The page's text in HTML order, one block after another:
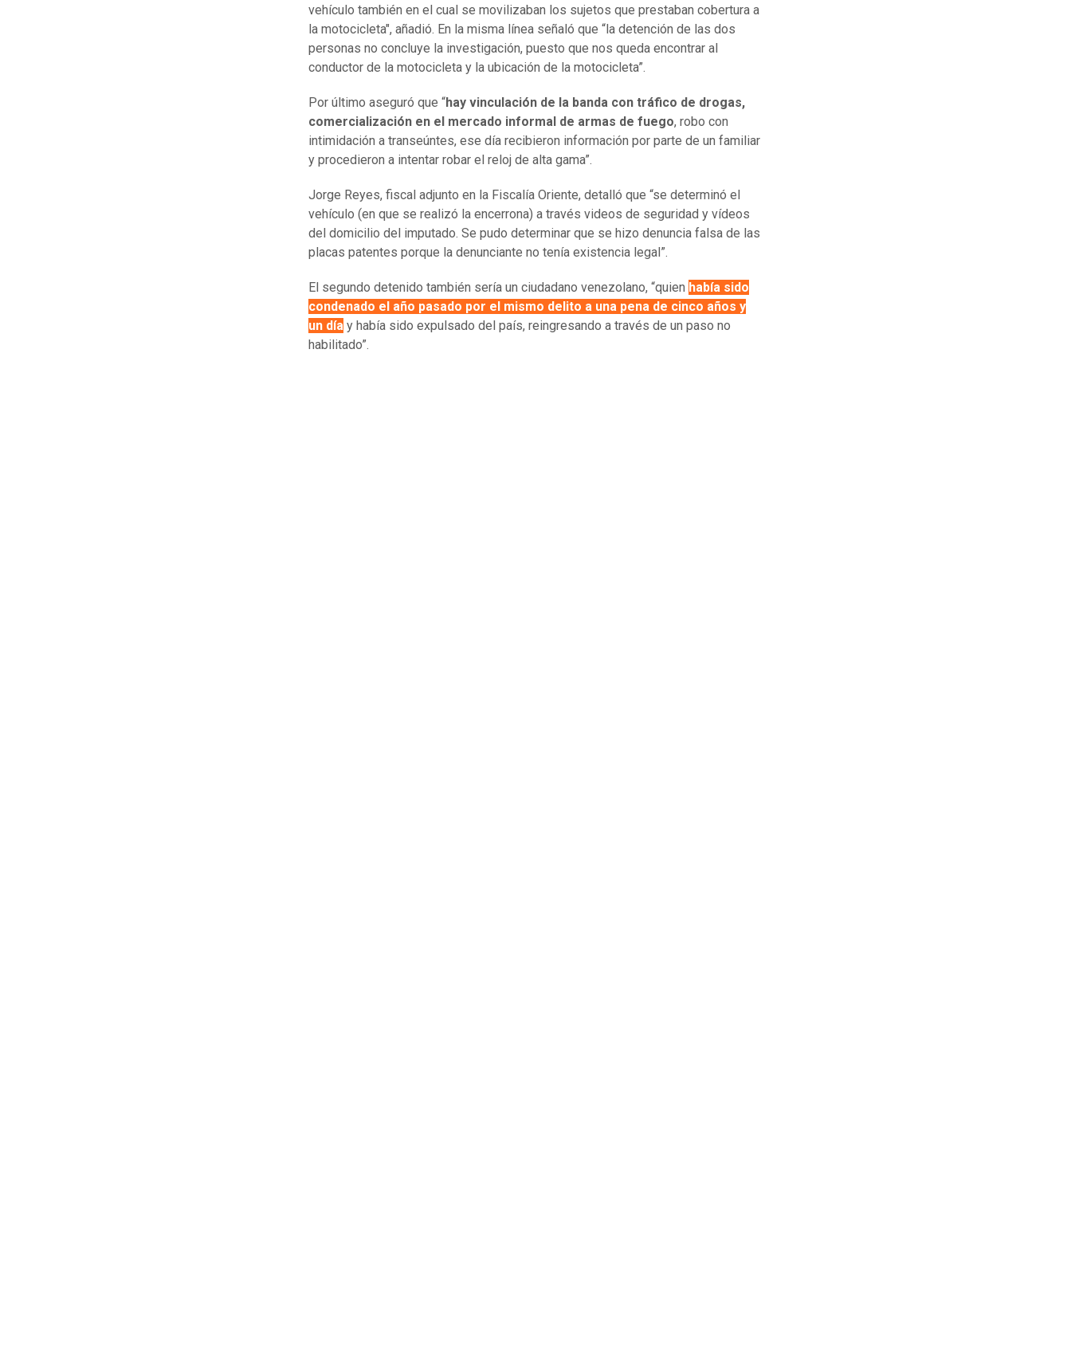
vehículo también en el cual se movilizaban los sujetos que prestaban cobertura a
la motocicleta", añadió. En la misma línea señaló que “la detención de las dos
personas no concluye la investigación, puesto que nos queda encontrar al
conductor de la motocicleta y la ubicación de la motocicleta”.
Por último aseguró que “hay vinculación de la banda con tráfico de drogas,
comercialización en el mercado informal de armas de fuego, robo con
intimidación a transeúntes, ese día recibieron información por parte de un familiar
y procedieron a intentar robar el reloj de alta gama”.
Jorge Reyes, fiscal adjunto en la Fiscalía Oriente, detalló que “se determinó el
vehículo (en que se realizó la encerrona) a través videos de seguridad y vídeos
del domicilio del imputado. Se pudo determinar que se hizo denuncia falsa de las
placas patentes porque la denunciante no tenía existencia legal”.
El segundo detenido también sería un ciudadano venezolano, “quien había sido
condenado el año pasado por el mismo delito a una pena de cinco años y
un día y había sido expulsado del país, reingresando a través de un paso no
habilitado”.